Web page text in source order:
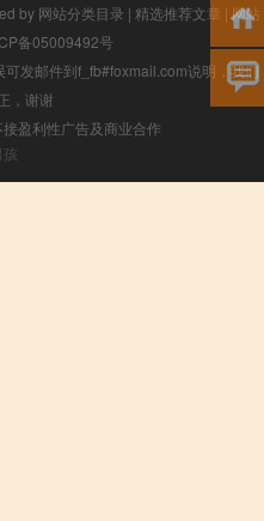
by 网站分类目录 | 精选推荐文章 |网站
备05009492号
发邮件到f_fb#foxmail.com说明，我们
，谢谢
盈利性广告及商业合作